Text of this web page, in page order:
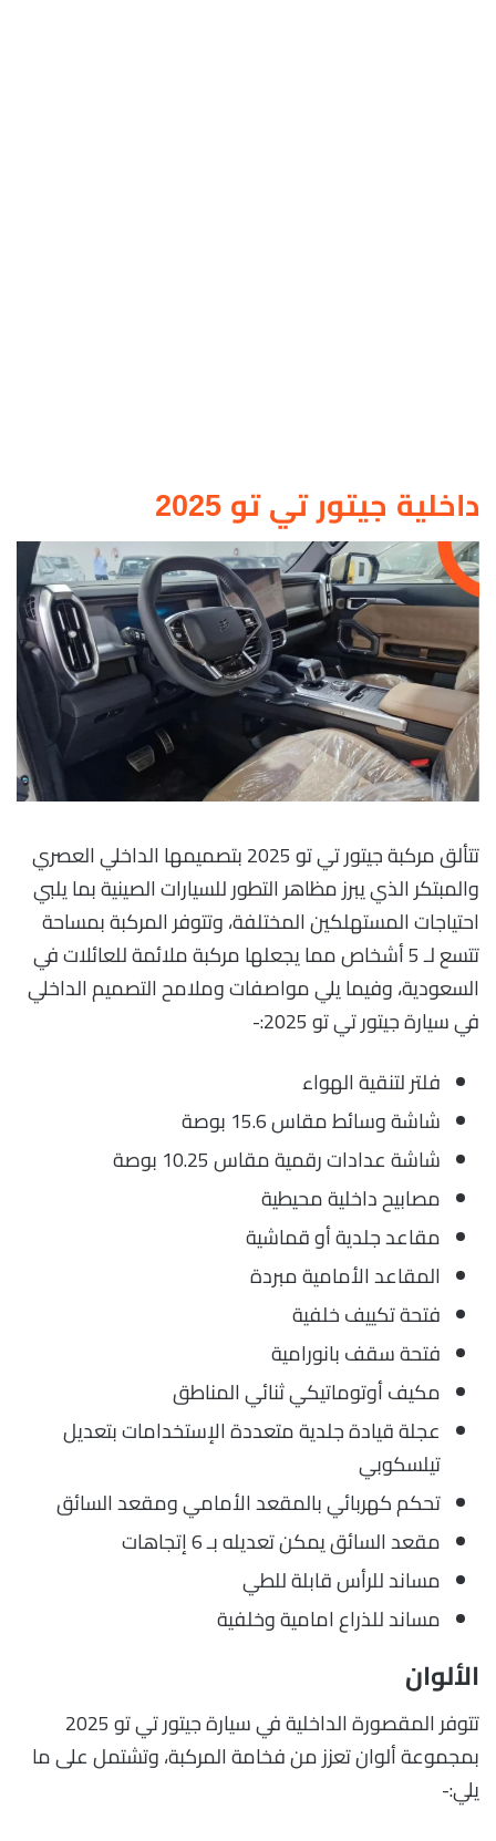
داخلية جيتور تي تو 2025
تتألق مركبة جيتور تي تو 2025 بتصميمها الداخلي العصري
والمبتكر الذي يبرز مظاهر التطور للسيارات الصينية بما يلبي
احتياجات المستهلكين المختلفة، وتتوفر المركبة بمساحة
تتسع لـ 5 أشخاص مما يجعلها مركبة ملائمة للعائلات في
السعودية، وفيما يلي مواصفات وملامح التصميم الداخلي
في سيارة جيتور تي تو 2025:-
فلتر لتنقية الهواء
شاشة وسائط مقاس 15.6 بوصة
شاشة عدادات رقمية مقاس 10.25 بوصة
مصابيح داخلية محيطية
مقاعد جلدية أو قماشية
المقاعد الأمامية مبردة
فتحة تكييف خلفية
فتحة سقف بانورامية
مكيف أوتوماتيكي ثنائي المناطق
عجلة قيادة جلدية متعددة الإستخدامات بتعديل
تيلسكوبي
تحكم كهربائي بالمقعد الأمامي ومقعد السائق
مقعد السائق يمكن تعديله بـ 6 إتجاهات
مساند للرأس قابلة للطي
مساند للذراع امامية وخلفية
الألوان
تتوفر المقصورة الداخلية في سيارة جيتور تي تو 2025
بمجموعة ألوان تعزز من فخامة المركبة، وتشتمل على ما
يلي:-